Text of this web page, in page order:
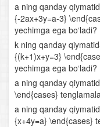
Arifmetik
Sonlarga oid
Harakatga oid
Aralashmaga oid
Funksiyalarning
a ning qanday
{-2ax+3y=a-3}
yechimga ega bo‘ladi?
k ning qanday
{(k+1)x+y=3}
yechimga ega bo‘ladi?
a ning qanday
\end{cases}
a ning qanday
{x+4y=a} \end{cases}